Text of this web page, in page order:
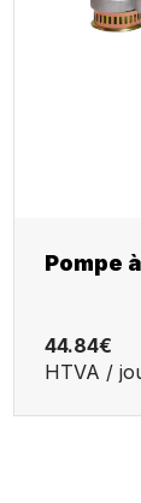
Pompe
44.84€
HTVA /